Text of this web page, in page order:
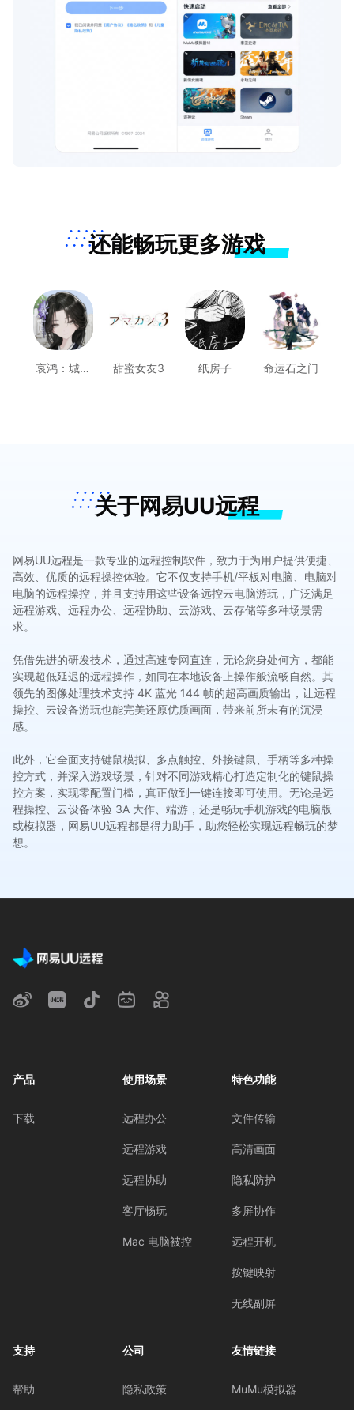
还能畅玩更多游戏
哀鸿：城破
甜蜜女友3 纸房子 命运石之门
关于网易UU远程
网易UU远程是一款专业的远程控制软件，致力于为用户提供便捷、
高效、优质的远程操控体验。它不仅支持手机/平板对电脑、电脑对
电脑的远程操控，并且支持用这些设备远控云电脑游玩，广泛满足
远程游戏、远程办公、远程协助、云游戏、云存储等多种场景需
求。
凭借先进的研发技术，通过高速专网直连，无论您身处何方，都能
实现超低延迟的远程操作，如同在本地设备上操作般流畅自然。其
领先的图像处理技术支持 4K 蓝光 144 帧的超高画质输出，让远程
操控、云设备游玩也能完美还原优质画面，带来前所未有的沉浸
感。
此外，它全面支持键鼠模拟、多点触控、外接键鼠、手柄等多种操
控方式，并深入游戏场景，针对不同游戏精心打造定制化的键鼠操
控方案，实现零配置门槛，真正做到一键连接即可使用。无论是远
程操控、云设备体验 3A 大作、端游，还是畅玩手机游戏的电脑版
或模拟器，网易UU远程都是得力助手，助您轻松实现远程畅玩的梦
想。
产品
下载
使用场景
远程办公
远程游戏
远程协助
客厅畅玩
Mac 电脑被控
特色功能
文件传输
高清画面
隐私防护
多屏协作
远程开机
按键映射
无线副屏
支持
帮助
公司
隐私政策
友情链接
MuMu模拟器